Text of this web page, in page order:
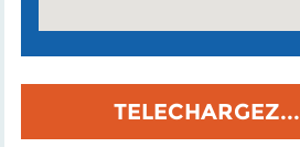
TELECHARGEZ...